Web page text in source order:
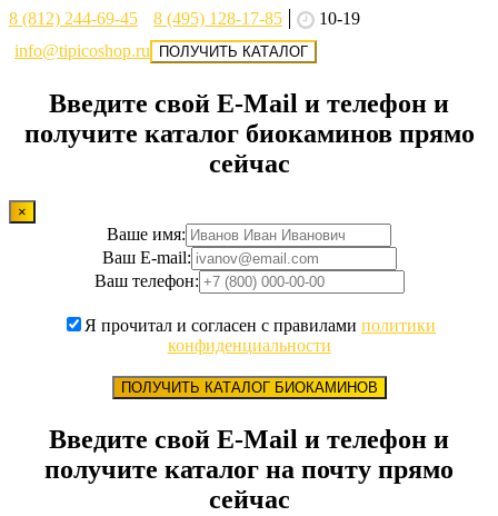
8 (812) 244-69-45 8 (495) 128-17-85
10-19
info@tipicoshop.ru
ПОЛУЧИТЬ КАТАЛОГ
Введите свой E-Mail и телефон и
получите каталог биокаминов прямо
сейчас
×
Ваше имя:
Ваш E-mail:
Ваш телефон:
Я прочитал и согласен с правилами политики
конфиденциальности
ПОЛУЧИТЬ КАТАЛОГ БИОКАМИНОВ
Введите свой E-Mail и телефон и
получите каталог на почту прямо
сейчас